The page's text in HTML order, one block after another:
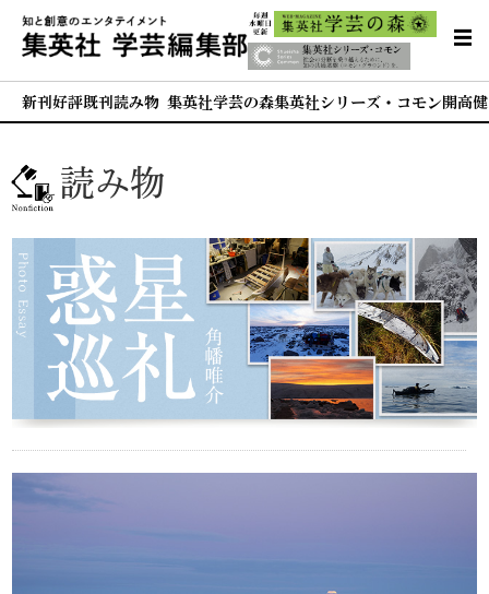
新刊 好評既刊 読み物 集英社学芸の森集英社シリーズ・コモン 開高
読み物